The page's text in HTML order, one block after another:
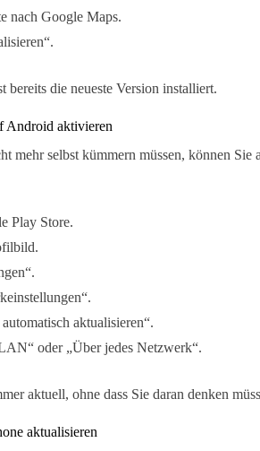
nach Google Maps.
bereits die neueste Version installiert.
Android aktivieren
mehr selbst kümmern müssen, können Sie
Play Store.
aktualisieren“.
oder „Über jedes Netzwerk“.
aktuell, ohne dass Sie daran denken
aktualisieren